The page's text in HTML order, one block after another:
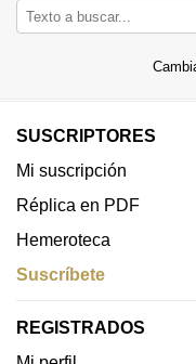
SUSCRIPTORES
Mi suscripción
Réplica en PDF
Hemeroteca
Suscríbete
REGISTRADOS